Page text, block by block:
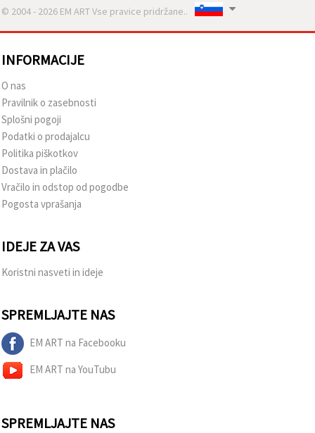
© 2004 - 2026 EM ART Vse pravice pridržane..
INFORMACIJE
O nas
Pravilnik o zasebnosti
Splošni pogoji
Podatki o prodajalcu
Politika piškotkov
Dostava in plačilo
Vračilo in odstop od pogodbe
Pogosta vprašanja
IDEJE ZA VAS
Koristni nasveti in ideje
SPREMLJAJTE NAS
EM ART na Facebooku
EM ART na YouTubu
SPREMLJAJTE NAS